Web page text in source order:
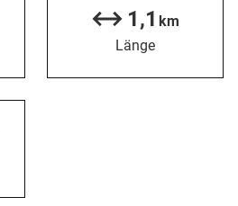
1,1km
Länge